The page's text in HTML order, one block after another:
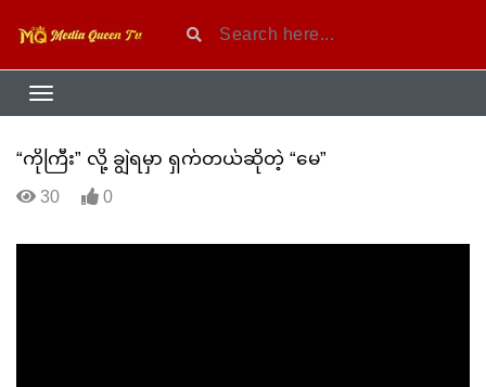
“ကိုကြီး” လို့ ချွဲရမှာ ရှက်တယ်ဆိုတဲ့ “မေ”
30 0